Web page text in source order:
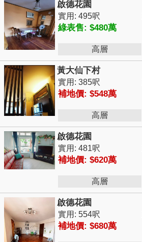
啟德花園
實用: 495呎
綠表售: $480萬
高層
黃大仙下村
實用: 385呎
補地價: $548萬
高層
啟德花園
實用: 481呎
補地價: $620萬
高層
啟德花園
實用: 554呎
補地價: $680萬